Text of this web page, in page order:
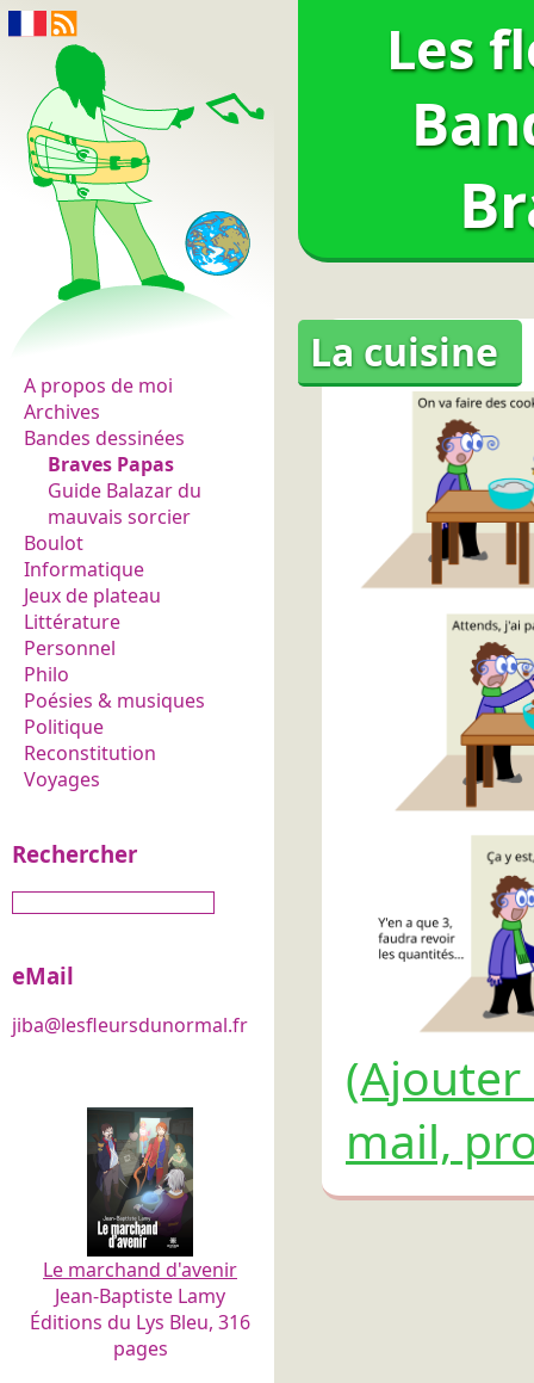
Les fleurs du normal
A propos de moi
Archives
Bandes dessinées
Braves Papas
Guide Balazar du
mauvais sorcier
Boulot
Informatique
Jeux de plateau
Littérature
Personnel
Philo
Poésies & musiques
Politique
Reconstitution
Voyages
Rechercher
eMail
jiba@lesfleursdunormal.fr
Le marchand d'avenir
Jean-Baptiste Lamy
Éditions du Lys Bleu, 316
pages
Les
La cuisine
mail,